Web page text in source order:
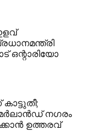
ഒന്റാരിയോ
നഗരം
ഉത്തരവ്